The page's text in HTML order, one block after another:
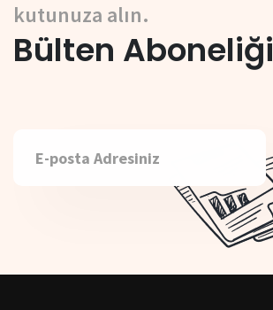
kutunuza alın.
Bülten Aboneliği